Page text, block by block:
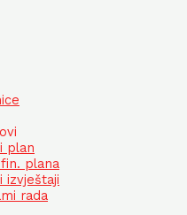
plan
plana
izvještaji
rada